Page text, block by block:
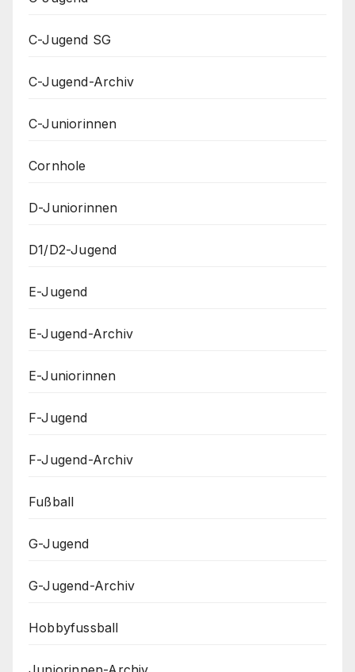
C-Jugend SG
C-Jugend-Archiv
C-Juniorinnen
Cornhole
D-Juniorinnen
D1/D2-Jugend
E-Jugend
E-Jugend-Archiv
E-Juniorinnen
F-Jugend
F-Jugend-Archiv
Fußball
G-Jugend
G-Jugend-Archiv
Hobbyfussball